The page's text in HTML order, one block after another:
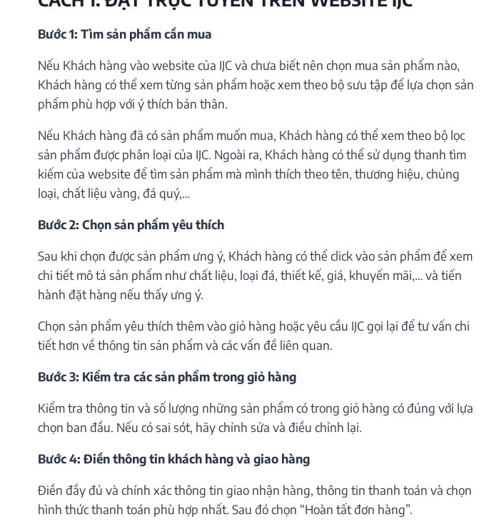
Bước 1: Tìm sản phẩm cần mua
Nếu Khách hàng vào website của IJC và chưa biết nên chọn mua sản phẩm nào,
Khách hàng có thể xem từng sản phẩm hoặc xem theo bộ sưu tập để lựa chọn sản
phẩm phù hợp với ý thích bản thân.
Nếu Khách hàng đã có sản phẩm muốn mua, Khách hàng có thể xem theo bộ lọc
sản phẩm được phân loại của IJC. Ngoài ra, Khách hàng có thể sử dụng thanh tìm
kiếm của website để tìm sản phẩm mà mình thích theo tên, thương hiệu, chủng
loại, chất liệu vàng, đá quý,…
Bước 2: Chọn sản phẩm yêu thích
Sau khi chọn được sản phẩm ưng ý, Khách hàng có thể click vào sản phẩm để xem
chi tiết mô tả sản phẩm như chất liệu, loại đá, thiết kế, giá, khuyến mãi,… và tiến
hành đặt hàng nếu thấy ưng ý.
Chọn sản phẩm yêu thích thêm vào giỏ hàng hoặc yêu cầu IJC gọi lại để tư vấn chi
tiết hơn về thông tin sản phẩm và các vấn đề liên quan.
Bước 3: Kiểm tra các sản phẩm trong giỏ hàng
Kiểm tra thông tin và số lượng những sản phẩm có trong giỏ hàng có đúng với lựa
chọn ban đầu. Nếu có sai sót, hãy chỉnh sửa và điều chỉnh lại.
Bước 4: Điền thông tin khách hàng và giao hàng
Điền đầy đủ và chính xác thông tin giao nhận hàng, thông tin thanh toán và chọn
hình thức thanh toán phù hợp nhất. Sau đó chọn “Hoàn tất đơn hàng”.